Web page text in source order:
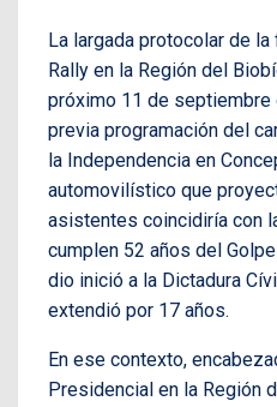
La largada protocolar de
Rally en la Región del
próximo 11 de septiembre
previa programación del
la Independencia en
automovilístico que
asistentes coincidiría con
cumplen 52 años del
dio inició a la Dictadura
extendió por 17 años.
En ese contexto,
Presidencial en la Región